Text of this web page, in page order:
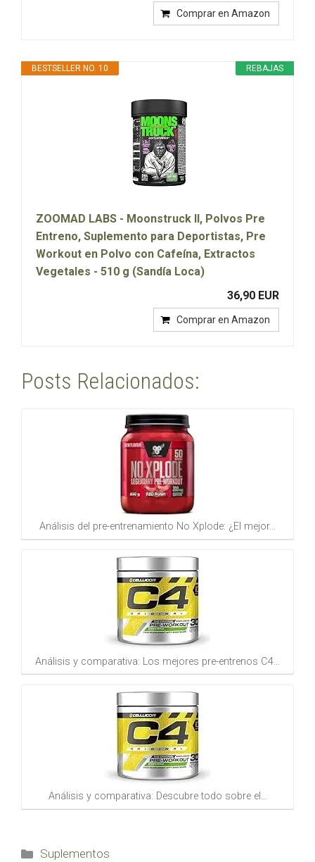
Comprar en Amazon
REBAJAS
BESTSELLER NO. 10
ZOOMAD LABS - Moonstruck II, Polvos Pre
Entreno, Suplemento para Deportistas, Pre
Workout en Polvo con Cafeína, Extractos
Vegetales - 510 g (Sandía Loca)
36,90 EUR
Comprar en Amazon
Posts Relacionados:
Análisis del pre-entrenamiento No Xplode: ¿El mejor…
Análisis y comparativa: Los mejores pre-entrenos C4…
Análisis y comparativa: Descubre todo sobre el…
Categorías
Suplementos